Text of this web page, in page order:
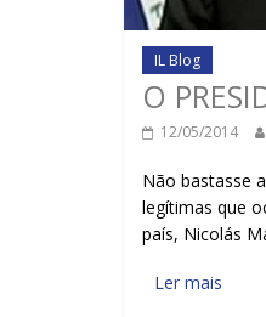
IL Blog
O
12/05/2014
Não bastasse
legítimas que
país, Nicolás
Ler mais